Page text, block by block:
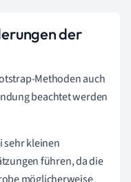
der
Methoden auch
beachtet werden
sehr kleinen
führen, da die
möglicherweise